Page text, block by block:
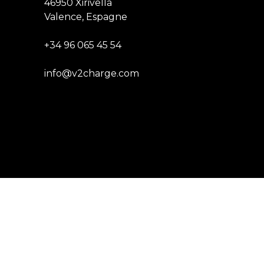
46950 Xirivella
Valence, Espagne
+34 96 065 45 54
info@v2charge.com